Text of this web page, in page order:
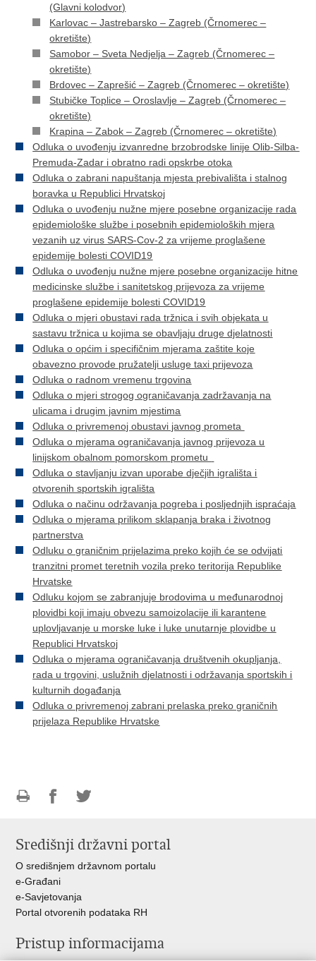
(Glavni kolodvor)
Karlovac – Jastrebarsko – Zagreb (Črnomerec –
okretište)
Samobor – Sveta Nedjelja – Zagreb (Črnomerec –
okretište)
Brdovec – Zaprešić – Zagreb (Črnomerec – okretište)
Stubičke Toplice – Oroslavlje – Zagreb (Črnomerec –
okretište)
Krapina – Zabok – Zagreb (Črnomerec – okretište)
Odluka o uvođenju izvanredne brzobrodske linije Olib-Silba-
Premuda-Zadar i obratno radi opskrbe otoka
Odluka o zabrani napuštanja mjesta prebivališta i stalnog
boravka u Republici Hrvatskoj
Odluka o uvođenju nužne mjere posebne organizacije rada
epidemiološke službe i posebnih epidemioloških mjera
vezanih uz virus SARS-Cov-2 za vrijeme proglašene
epidemije bolesti COVID19
Odluka o uvođenju nužne mjere posebne organizacije hitne
medicinske službe i sanitetskog prijevoza za vrijeme
proglašene epidemije bolesti COVID19
Odluka o mjeri obustavi rada tržnica i svih objekata u
sastavu tržnica u kojima se obavljaju druge djelatnosti
Odluka o općim i specifičnim mjerama zaštite koje
obavezno provode pružatelji usluge taxi prijevoza
Odluka o radnom vremenu trgovina
Odluka o mjeri strogog ograničavanja zadržavanja na
ulicama i drugim javnim mjestima
Odluka o privremenoj obustavi javnog prometa
Odluka o mjerama ograničavanja javnog prijevoza u
linijskom obalnom pomorskom prometu
Odluka o stavljanju izvan uporabe dječjih igrališta i
otvorenih sportskih igrališta
Odluka o načinu održavanja pogreba i posljednjih ispraćaja
Odluka o mjerama prilikom sklapanja braka i životnog
partnerstva
Odluku o graničnim prijelazima preko kojih će se odvijati
tranzitni promet teretnih vozila preko teritorija Republike
Hrvatske
Odluku kojom se zabranjuje brodovima u međunarodnoj
plovidbi koji imaju obvezu samoizolacije ili karantene
uplovljavanje u morske luke i luke unutarnje plovidbe u
Republici Hrvatskoj
Odluka o mjerama ograničavanja društvenih okupljanja,
rada u trgovini, uslužnih djelatnosti i održavanja sportskih i
kulturnih događanja
Odluka o privremenoj zabrani prelaska preko graničnih
prijelaza Republike Hrvatske
FacebookuTwitteru
Središnji državni portal
O središnjem državnom portalu
e-Građani
e-Savjetovanja
Portal otvorenih podataka RH
Pristup informacijama